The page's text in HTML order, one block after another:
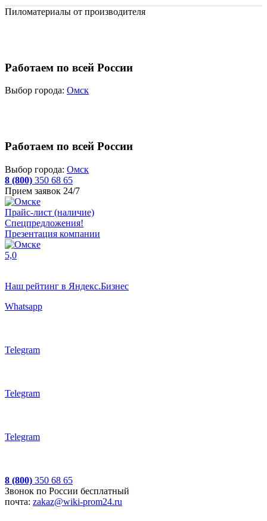
Пиломатериалы от производителя
Работаем по всей России
Выбор города: Омск
Работаем по всей России
Выбор города: Омск
8 (800) 350 68 65
Прием заявок 24/7
Прайс-лист (наличие)
Спецпредложения!
Презентация компании
5,0
Наш рейтинг в Яндекс.Бизнес
Whatsapp
Telegram
Telegram
Telegram
8 (800) 350 68 65
Звонок по России бесплатный
почта: zakaz@wiki-prom24.ru